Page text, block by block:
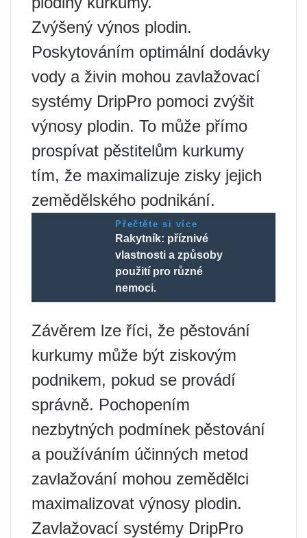
Zvýšený výnos plodin.
Poskytováním optimální dodávky
vody a živin mohou zavlažovací
systémy DripPro pomoci zvýšit
výnosy plodin. To může přímo
prospívat pěstitelům kurkumy
tím, že maximalizuje zisky jejich
zemědělského podnikání.
Přečtěte si více
Rakytník: příznivé
vlastnosti a způsoby
použití pro různé
nemoci.
Závěrem lze říci, že pěstování
kurkumy může být ziskovým
podnikem, pokud se provádí
správně. Pochopením
nezbytných podmínek pěstování
a používáním účinných metod
zavlažování mohou zemědělci
maximalizovat výnosy plodin.
Zavlažovací systémy DripPro